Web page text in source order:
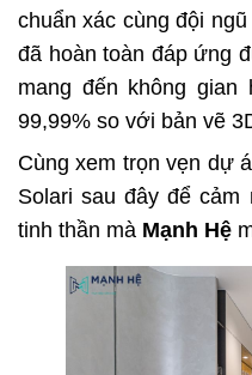
chuẩn xác cùng đội
đã hoàn toàn đáp ứng
mang đến không gian
99,99% so với bản vẽ
Cùng xem trọn vẹn dự
Solari sau đây để
tinh thần mà Mạnh Hệ